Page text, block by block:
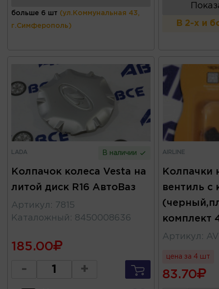
больше 6 шт (ул.Коммунальная 43,
г.Симферополь) В 2-х и
LADA В наличии
Колпачок колеса Vesta на
литой диск R16 АвтоВаз
Артикул :
7815
Каталожный : 8450008636
185.00
- +
AIRLINE
Колпачки
вентиль с
комплект
Артикул :
цена за 4 шт
83.70